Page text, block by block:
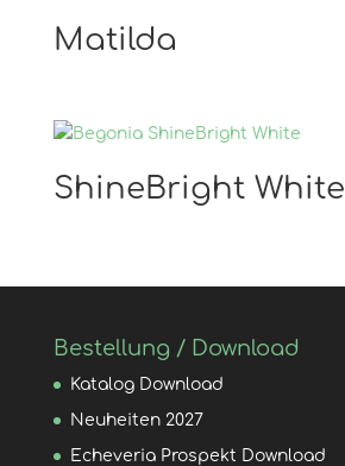
Matilda
ShineBright White
Bestellung / Download
Katalog Download
Neuheiten 2027
Echeveria Prospekt Download